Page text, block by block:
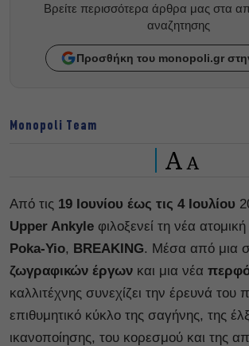
Βρείτε περισσότερα άρθρα μας στα
αναζητησης
Προσθήκη του monopoli.gr
Monopoli Team
A A
Από τις 19 Ιουνίου έως τις 4 Ιουλίου
Upper Ankyle φιλοξενεί τη νέα
Poka-Yio, BREAKING. Μέσα από μια
ζωγραφικών έργων και μια νέα
καλλιτέχνης συνεχίζει την έρευνά του
επιθυμητικό κύκλο της σαγήνης, της
ικανοποίησης, του κορεσμού και της